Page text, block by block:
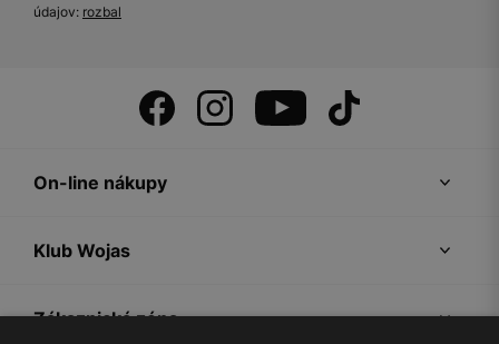
údajov: rozbal
On-line nákupy
Klub Wojas
Zákaznická zóna